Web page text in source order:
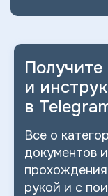
и
в
Все о
документов и
рукой и с